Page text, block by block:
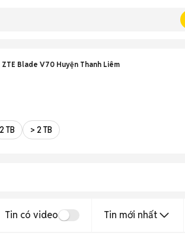
ZTE Blade V70 Huyện Thanh Liêm
2 TB > 2 TB
Tin có video Tin mới nhất